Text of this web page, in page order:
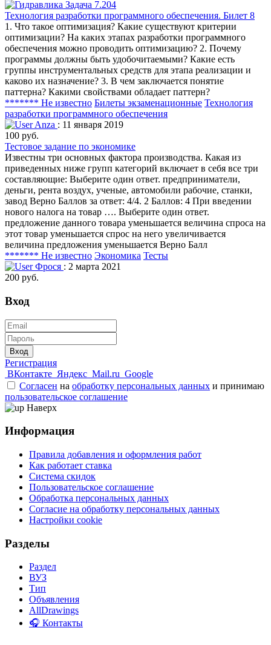
Технология разработки программного обеспечения. Билет 8
1. Что такое оптимизация? Какие существуют критерии
оптимизации? На каких этапах разработки программного
обеспечения можно проводить оптимизацию? 2. Почему
программы должны быть удобочитаемыми? Какие есть
группы инструментальных средств для этапа реализации и
каково их назначение? 3. В чем заключается понятие
паттерна? Какими свойствами обладает паттерн?
******* Не известно Билеты экзаменационные Технология
разработки программного обеспечения
Anza : 11 января 2019
100 руб.
Тестовое задание по экономике
Известны три основных фактора производства. Какая из
приведенных ниже групп категорий включает в себя все три
составляющие: Выберите один ответ. предприниматели,
деньги, рента воздух, ученые, автомобили рабочие, станки,
завод Верно Баллов за ответ: 4/4. 2 Баллов: 4 При введении
нового налога на товар …. Выберите один ответ.
предложение данного товара уменьшается величина спроса на
этот товар уменьшается спрос на него увеличивается
величина предложения уменьшается Верно Балл
******* Не известно Экономика Тесты
Фрося : 2 марта 2021
200 руб.
Вход
Вход
Регистрация
ВКонтакте Яндекс Mail.ru Google
Согласен на обработку персональных данных и принимаю
пользовательское соглашение
Наверх
Информация
Правила добавления и оформления работ
Как работает ставка
Система скидок
Пользовательское соглашение
Обработка персональных данных
Согласие на обработку персональных данных
Настройки cookie
Разделы
Раздел
ВУЗ
Тип
Объявления
AllDrawings
🎧 Контакты